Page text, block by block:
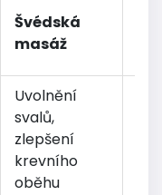
Švédská
masáž
Uvolnění
svalů,
zlepšení
krevního
oběhu